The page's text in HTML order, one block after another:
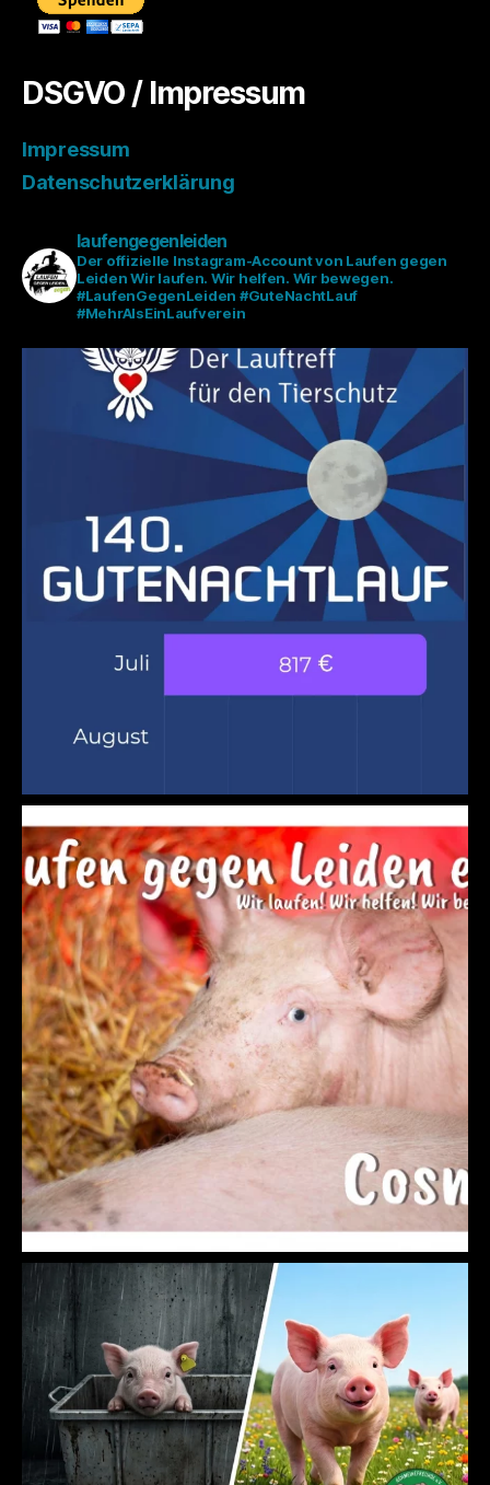
DSGVO / Impressum
Impressum
Datenschutzerklärung
laufengegenleiden
Der offizielle Instagram-Account von Laufen gegen
LeidenWir laufen. Wir helfen. Wir bewegen.
#LaufenGegenLeiden #GuteNachtLauf
#MehrAlsEinLaufverein